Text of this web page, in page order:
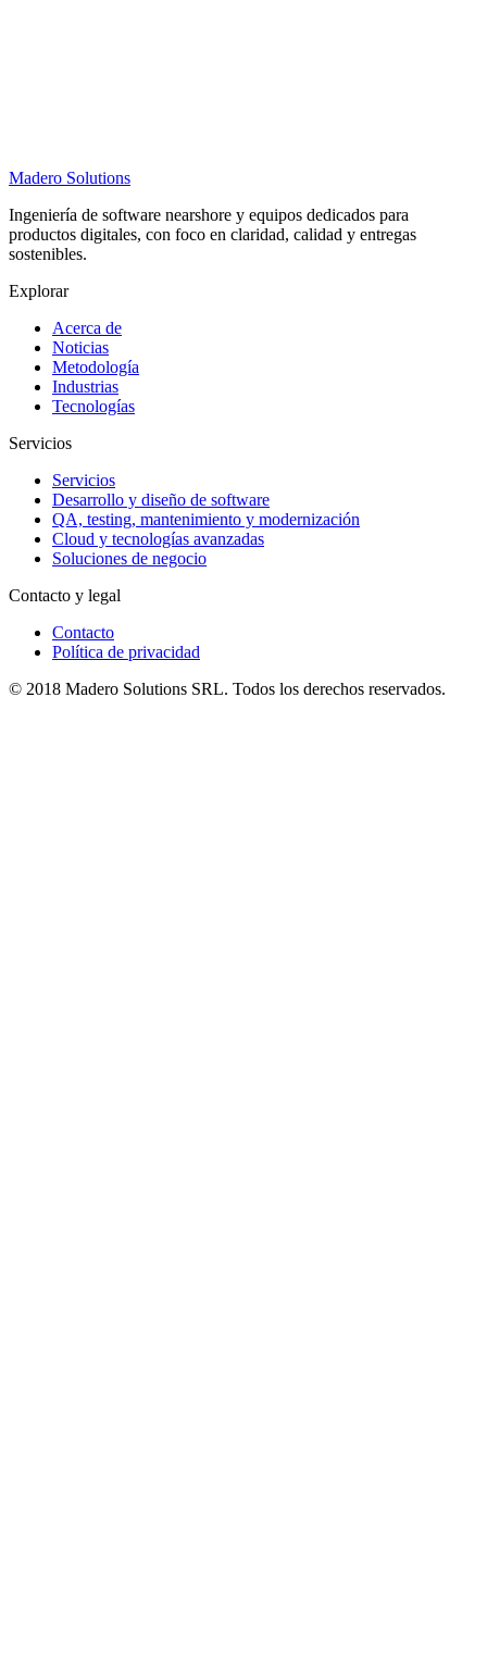
Madero Solutions
Ingeniería de software nearshore y equipos dedicados para
productos digitales, con foco en claridad, calidad y entregas
sostenibles.
Explorar
Acerca de
Noticias
Metodología
Industrias
Tecnologías
Servicios
Servicios
Desarrollo y diseño de software
QA, testing, mantenimiento y modernización
Cloud y tecnologías avanzadas
Soluciones de negocio
Contacto y legal
Contacto
Política de privacidad
© 2018 Madero Solutions SRL. Todos los derechos reservados.